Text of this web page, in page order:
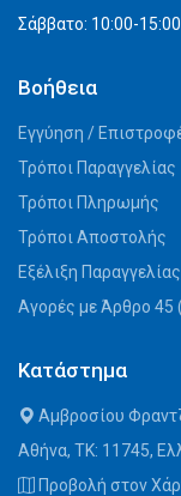
Σάββατο: 10:00-15:00
Βοήθεια
Εγγύηση /
Τρόποι Παραγγελίας
Τρόποι Πληρωμής
Τρόποι Αποστολής
Εξέλιξη Παραγγελίας
Αγορές με Άρθρο
Κατάστημα
Αμβροσίου
Αθήνα, ΤΚ: 11745,
Προβολή στον